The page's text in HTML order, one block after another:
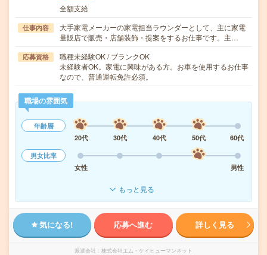
全額支給
仕事内容
大手家電メーカーの家電担当ラウンダーとして、主に家電
量販店で販売・店舗装飾・提案をするお仕事です。主…
応募資格
職種未経験OK / ブランクOK
未経験者OK。家電に興味がある方。お車を使用するお仕事
なので、普通運転免許必須。
職場の雰囲気
年齢層
20代
30代 40代 50代
60代
男女比率
女性
男性
もっと見る
気になる! 応募へ進む 詳しく見る
派遣会社 株式会社エム・ケイヒューマンネット